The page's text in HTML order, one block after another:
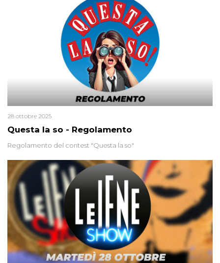
2015 un’altra donna confessa lo stesso delitto, poi ritratta. Due
colpevoli per un solo omicidio: errore giudiziario o giustizia
Questa la so - Regolamento
28 ottobre 2025
Regolamento del contest "Questa la so"